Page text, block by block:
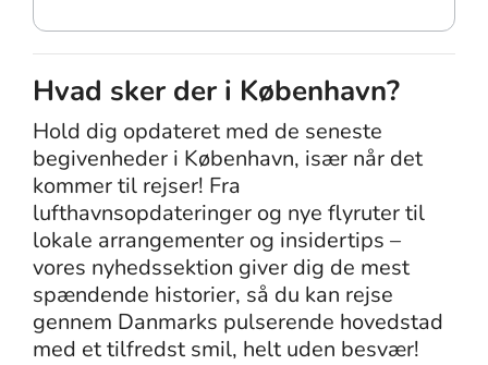
Hvad sker der i København?
Hold dig opdateret med de seneste
begivenheder i København, især når det
kommer til rejser! Fra
lufthavnsopdateringer og nye flyruter til
lokale arrangementer og insidertips –
vores nyhedssektion giver dig de mest
spændende historier, så du kan rejse
gennem Danmarks pulserende hovedstad
med et tilfredst smil, helt uden besvær!